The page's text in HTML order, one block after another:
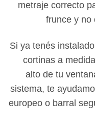
metraje correcto
frunce y no
Si ya tenés
cortinas a
alto de tu
sistema, te
europeo o barral